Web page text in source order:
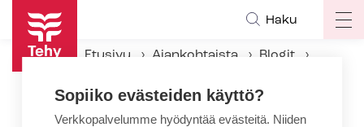
Hyppää
pääsisältöön
Haku
Etusivu Ajankohtaista
Blogit
Sopiiko evästeiden käyttö?
Verkkopalvelumme hyödyntää evästeitä. Niiden